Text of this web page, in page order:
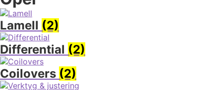
Lamell (2)
Differential (2)
Coilovers (2)